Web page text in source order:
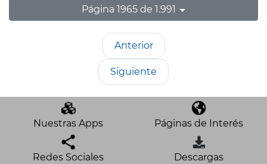
Página 1965 de 1.991
Anterior
Siguiente
Nuestras Apps Páginas de Interés
Redes Sociales Descargas